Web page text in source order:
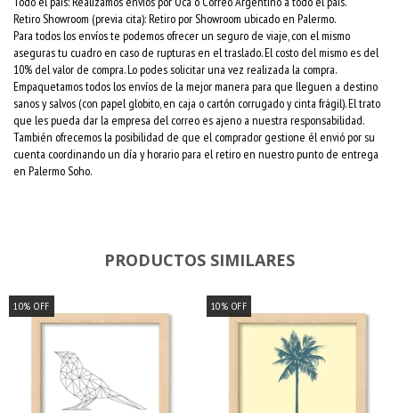
Retiro Showroom (previa cita): Retiro por Showroom ubicado en Palermo.
Para todos los envíos te podemos ofrecer un seguro de viaje, con el mismo
aseguras tu cuadro en caso de rupturas en el traslado. El costo del mismo es del
10% del valor de compra. Lo podes solicitar una vez realizada la compra.
Empaquetamos todos los envíos de la mejor manera para que lleguen a destino
sanos y salvos (con papel globito, en caja o cartón corrugado y cinta frágil). El trato
que les pueda dar la empresa del correo es ajeno a nuestra responsabilidad.
También ofrecemos la posibilidad de que el comprador gestione él envió por su
cuenta coordinando un día y horario para el retiro en nuestro punto de entrega
en Palermo Soho.
PRODUCTOS SIMILARES
10% OFF 10% OFF